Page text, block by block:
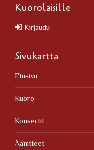
Kuorolaisille
Kirjaudu
Sivukartta
Etusivu
Kuoro
Konsertit
Äänitteet